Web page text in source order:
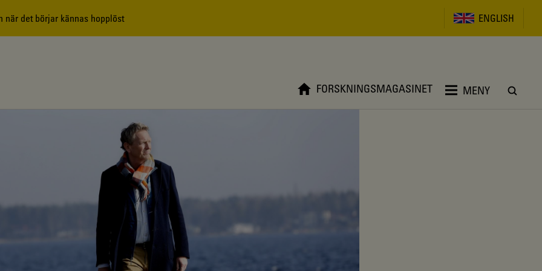
det börjar kännas hopplöst ENGLISH
FORSKNINGSMAGASINET MENY